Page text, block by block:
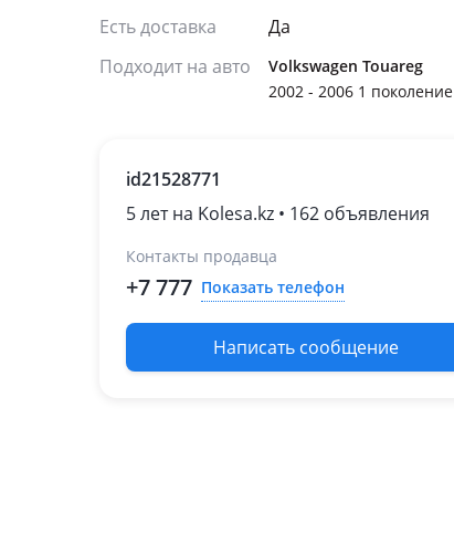
Есть доставка
Да
Подходит на авто
Volkswagen Touareg
2002 - 2006 1 поколение
id21528771
5 лет на Kolesa.kz • 162 объявления
Контакты продавца
+7 777 Показать телефон
Написать сообщение